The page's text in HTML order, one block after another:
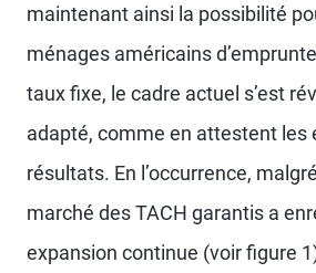
maintenant ainsi la possibilité
ménages américains
taux fixe, le cadre actuel s’est
adapté, comme en attestent les
résultats. En l’occurrence,
marché des TACH garantis a
expansion continue (voir figure